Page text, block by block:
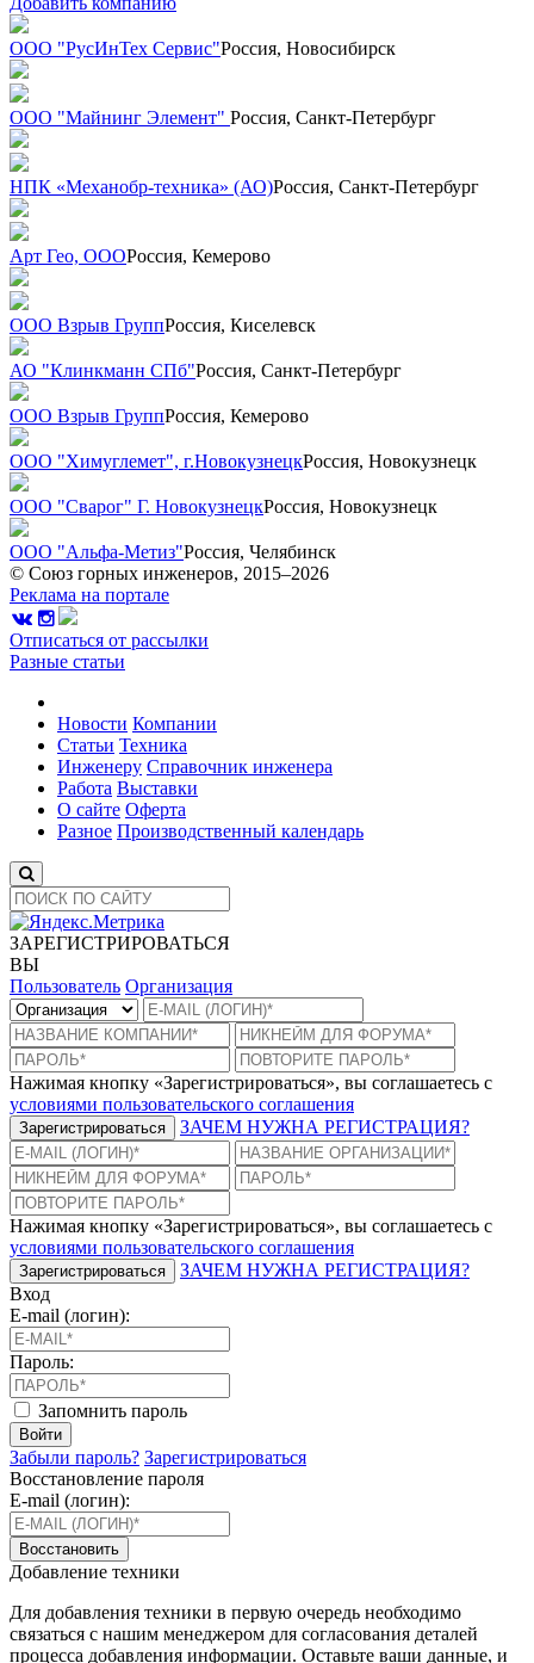
ООО "РусИнТех Сервис"Россия, Новосибирск
ООО "Майнинг Элемент" Россия, Санкт-Петербург
НПК «Механобр-техника» (АО)Россия, Санкт-Петербург
Арт Гео, ОООРоссия, Кемерово
ООО Взрыв ГруппРоссия, Киселевск
АО "Клинкманн СПб"Россия, Санкт-Петербург
ООО Взрыв ГруппРоссия, Кемерово
ООО "Химуглемет", г.НовокузнецкРоссия, Новокузнецк
ООО "Сварог" Г. НовокузнецкРоссия, Новокузнецк
ООО "Альфа-Метиз"Россия, Челябинск
© Союз горных инженеров, 2015–2026
Реклама на портале
Отписаться от рассылки
Разные статьи
Новости Компании
Статьи Техника
Инженеру Справочник инженера
Работа Выставки
О сайте Оферта
Разное Производственный календарь
ЗАРЕГИСТРИРОВАТЬСЯ
ВЫ
Пользователь Организация
Нажимая кнопку «Зарегистрироваться», вы соглашаетесь с
условиями пользовательского соглашения
Зарегистрироваться ЗАЧЕМ НУЖНА РЕГИСТРАЦИЯ?
Нажимая кнопку «Зарегистрироваться», вы соглашаетесь с
условиями пользовательского соглашения
Зарегистрироваться
ЗАЧЕМ НУЖНА РЕГИСТРАЦИЯ?
Вход
E-mail (логин):
Пароль:
Запомнить пароль
Войти
Забыли пароль? Зарегистрироваться
Восстановление пароля
E-mail (логин):
Восстановить
Добавление техники
Для добавления техники в первую очередь необходимо
связаться с нашим менеджером для согласования деталей
процесса добавления информации. Оставьте ваши данные, и